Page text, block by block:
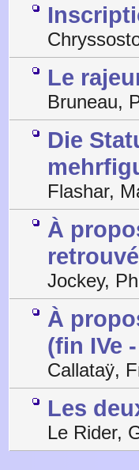
Le
Bruneau,
Die
Flashar,
À
Jockey,
À
(fin IVe
Callataÿ,
Les
Le Rider,